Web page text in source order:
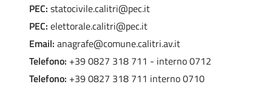
PEC: statocivile.calitri@pec.it
PEC: elettorale.calitri@pec.it
Email: anagrafe@comune.calitri.av.it
Telefono: +39 0827 318 711 - interno 0712
Telefono: +39 0827 318 711 interno 0710